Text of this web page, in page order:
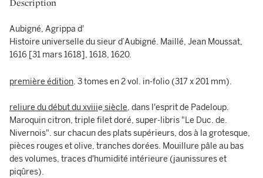
Description
Aubigné, Agrippa d'
Histoire universelle du sieur d’Aubigné. Maillé, Jean Moussat,
1616 [31 mars 1618], 1618, 1620.
première édition. 3 tomes en 2 vol. in-folio (317 x 201 mm).
reliure du début du xviiie siècle, dans l'esprit de Padeloup.
Maroquin citron, triple filet doré, super-libris "Le Duc. de.
Nivernois". sur chacun des plats supérieurs, dos à la grotesque,
pièces rouges et olive, tranches dorées. Mouillure pâle au bas
des volumes, traces d'humidité intérieure (jaunissures et
piqûres).